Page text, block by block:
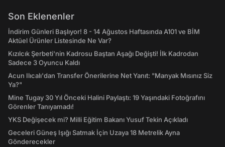
Son Eklenenler
İndirim Günleri Başlıyor! 8 - 14 Ağustos Haftasında A101 ve BİM
Aktüel Ürünler Listesinde Ne Var?
Kızılcık Şerbeti'nin Kadrosu Baştan Aşağı Değişti! İlk Kadrodan
Sadece 3 Oyuncu Kaldı
Acun Ilıcalı'dan Transfer Önerilerine Net Yanıt: "Manyak Mısınız Siz
Ya?"
Mine Tugay 30 Yıl Önceki Halini Paylaştı: 19 Yaşındaki Fotoğrafını
Görenler Tanıyamadı!
YKS Değişecek mi? Milli Eğitim Bakanı Yusuf Tekin Açıkladı
Geceleri Güneş Işığı Satmak İçin Uzaya 18 Metrelik Ayna
Gönderecekler